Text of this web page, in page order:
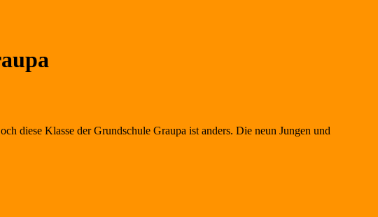
diese Klasse der Grundschule Graupa ist anders. Die neun Jungen und